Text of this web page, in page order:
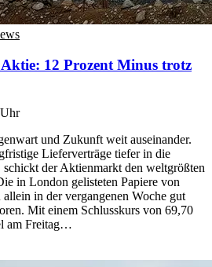
12 Prozent Minus trotz
und Zukunft weit auseinander.
Lieferverträge tiefer in die
schickt der Aktienmarkt den weltgrößten
in London gelisteten Papiere von
in der vergangenen Woche gut
Mit einem Schlusskurs von 69,70
am Freitag…